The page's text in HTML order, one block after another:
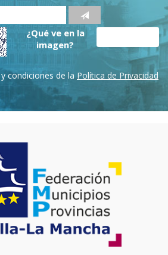
¿Qué ve en la
imagen?
condiciones de la Política de Privacidad